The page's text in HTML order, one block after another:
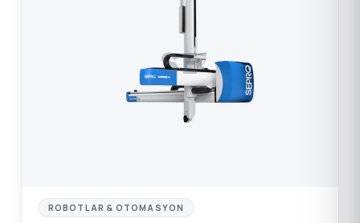
SE
ROBOTLAR & OTOMASYON